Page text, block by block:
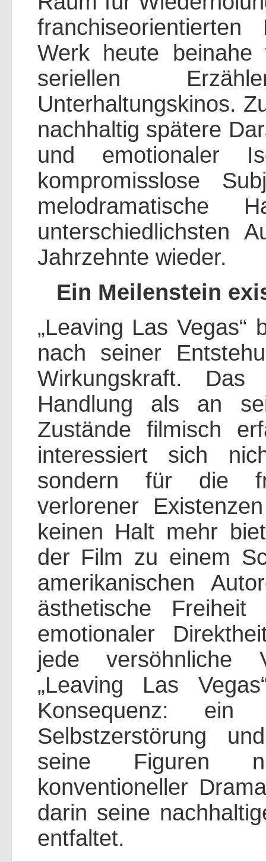
Werk heute
seriellen
Unterhaltungskinos.
nachhaltig spätere
und emotionaler
kompromisslose
unterschiedlichsten
Jahrzehnte wieder.
Ein Meilenstein
„Leaving Las Vegas“
nach seiner
Wirkungskraft.
Handlung als an
Zustände filmisch
interessiert sich
sondern für die
verlorener
keinen Halt mehr
der Film zu einem
amerikanischen
ästhetische
emotionaler
jede versöhnliche
„Leaving Las
Konsequenz:
Selbstzerstörung
seine Figuren
konventioneller
darin seine
entfaltet.